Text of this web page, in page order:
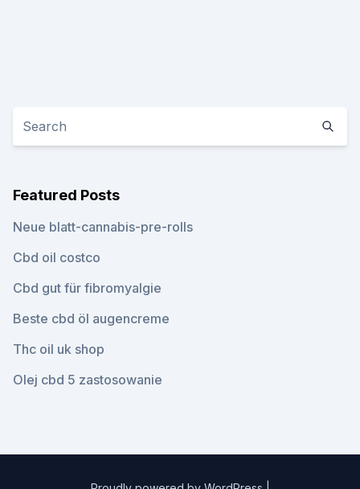
Featured Posts
Neue blatt-cannabis-pre-rolls
Cbd oil costco
Cbd gut für fibromyalgie
Beste cbd öl augencreme
Thc oil uk shop
Olej cbd 5 zastosowanie